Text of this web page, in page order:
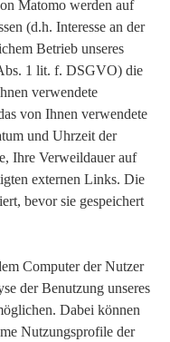
Matomo werden auf
(d.h. Interesse an der
Betrieb unseres
1 lit. f. DSGVO) die
verwendete
von Ihnen verwendete
und Uhrzeit der
Ihre Verweildauer auf
externen Links. Die
bevor sie gespeichert
Computer der Nutzer
der Benutzung unseres
Dabei können
Nutzungsprofile der